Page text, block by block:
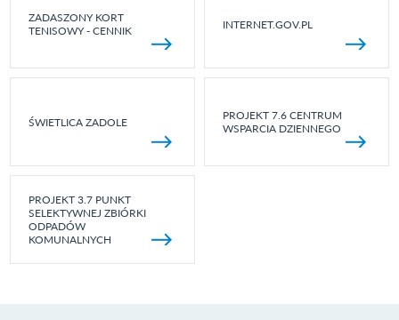
ZADASZONY KORT
TENISOWY - CENNIK
INTERNET.GOV.PL
ŚWIETLICA ZADOLE
PROJEKT 7.6 CENTRUM
WSPARCIA DZIENNEGO
PROJEKT 3.7 PUNKT
SELEKTYWNEJ ZBIÓRKI
ODPADÓW
KOMUNALNYCH